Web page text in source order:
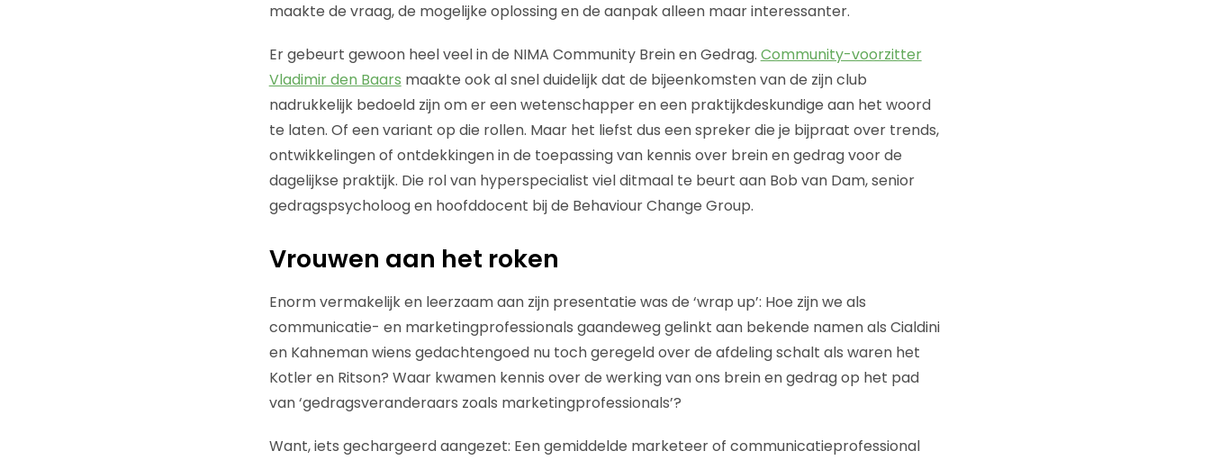
maakte de vraag, de mogelijke oplossing en de aanpak alleen maar interessanter.
Er gebeurt gewoon heel veel in de NIMA Community Brein en Gedrag. Community-voorzitter
Vladimir den Baars maakte ook al snel duidelijk dat de bijeenkomsten van de zijn club
nadrukkelijk bedoeld zijn om er een wetenschapper en een praktijkdeskundige aan het woord
te laten. Of een variant op die rollen. Maar het liefst dus een spreker die je bijpraat over trends,
ontwikkelingen of ontdekkingen in de toepassing van kennis over brein en gedrag voor de
dagelijkse praktijk. Die rol van hyperspecialist viel ditmaal te beurt aan Bob van Dam, senior
gedragspsycholoog en hoofddocent bij de Behaviour Change Group.
Vrouwen aan het roken
Enorm vermakelijk en leerzaam aan zijn presentatie was de ‘wrap up’: Hoe zijn we als
communicatie- en marketingprofessionals gaandeweg gelinkt aan bekende namen als Cialdini
en Kahneman wiens gedachtengoed nu toch geregeld over de afdeling schalt als waren het
Kotler en Ritson? Waar kwamen kennis over de werking van ons brein en gedrag op het pad
van ‘gedragsveranderaars zoals marketingprofessionals’?
Want, iets gechargeerd aangezet: Een gemiddelde marketeer of communicatieprofessional